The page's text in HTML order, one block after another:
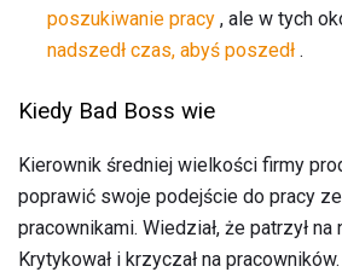
poszukiwanie pracy , ale w tych
nadszedł czas, abyś poszedł .
Kiedy Bad Boss wie
Kierownik średniej wielkości firmy
poprawić swoje podejście do pracy
pracownikami. Wiedział, że patrzył
Krytykował i krzyczał na